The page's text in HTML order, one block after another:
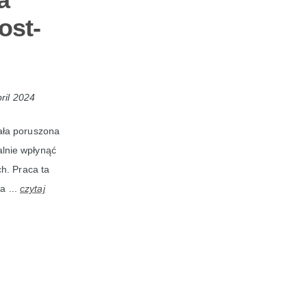
2024
poruszona
wpłynąć
Praca ta
...czytaj